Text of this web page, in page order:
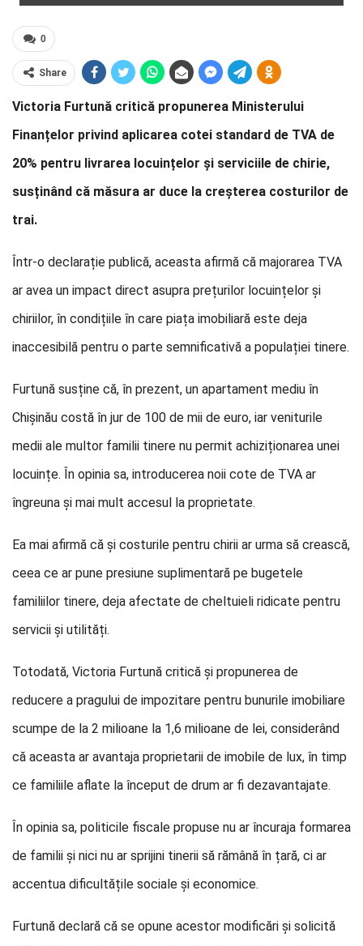
0
Share
Victoria Furtună critică propunerea Ministerului
Finanțelor privind aplicarea cotei standard de TVA de
20% pentru livrarea locuințelor și serviciile de chirie,
susținând că măsura ar duce la creșterea costurilor de
trai.
Într-o declarație publică, aceasta afirmă că majorarea TVA
ar avea un impact direct asupra prețurilor locuințelor și
chiriilor, în condițiile în care piața imobiliară este deja
inaccesibilă pentru o parte semnificativă a populației tinere.
Furtună susține că, în prezent, un apartament mediu în
Chișinău costă în jur de 100 de mii de euro, iar veniturile
medii ale multor familii tinere nu permit achiziționarea unei
locuințe. În opinia sa, introducerea noii cote de TVA ar
îngreuna și mai mult accesul la proprietate.
Ea mai afirmă că și costurile pentru chirii ar urma să crească,
ceea ce ar pune presiune suplimentară pe bugetele
familiilor tinere, deja afectate de cheltuieli ridicate pentru
servicii și utilități.
Totodată, Victoria Furtună critică și propunerea de
reducere a pragului de impozitare pentru bunurile imobiliare
scumpe de la 2 milioane la 1,6 milioane de lei, considerând
că aceasta ar avantaja proprietarii de imobile de lux, în timp
ce familiile aflate la început de drum ar fi dezavantajate.
În opinia sa, politicile fiscale propuse nu ar încuraja formarea
de familii și nici nu ar sprijini tinerii să rămână în țară, ci ar
accentua dificultățile sociale și economice.
Furtună declară că se opune acestor modificări și solicită